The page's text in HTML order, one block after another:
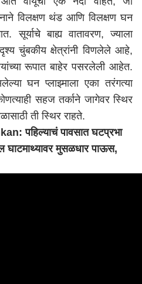
विलक्षण थंड आणि विलक्षण घन
सूर्याचे बाह्य वातावरण, ज्याला
चुंबकीय क्षेत्रांनी विणलेले आहे,
रूपात बाहेर पसरलेली आहेत.
घन प्लाझ्माला एका तरंगत्या
सहज तर्काने जागेवर स्थिर
ती स्थिर राहते.
पहिल्याचं पावसात घटप्रभा
घाटमाथ्यावर मुसळधार पाऊस,